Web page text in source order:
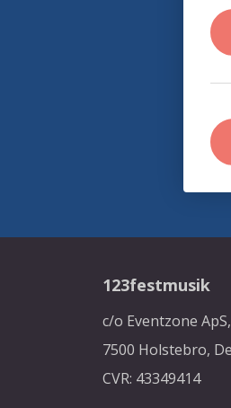
123festmusik
c/o Eventzone
7500 Holstebro,
CVR: 43349414